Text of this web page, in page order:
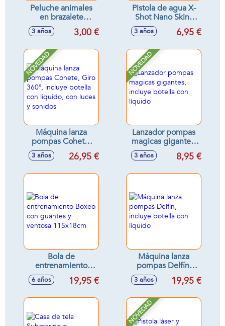
Peluche animales
en brazalete
11x7x10 cm
3 años 3,00 €
Pistola de agua X-
Shot Nano Skins
Sonic, carga rápida
3 años 6,95 €
NOVEDAD
Máquina lanza
pompas Cohete,
Giro 360º, incluye
botella con líquido,
3 años 26,95 €
NOVEDAD
Lanzador pompas
magicas gigantes,
incluye botella con
líquido
3 años 8,95 €
Bola de
entrenamiento
Boxeo con guantes
y ventosa
6 años 19,95 €
Máquina lanza
pompas Delfín,
incluye botella con
líquido
3 años 19,95 €
NOVEDAD